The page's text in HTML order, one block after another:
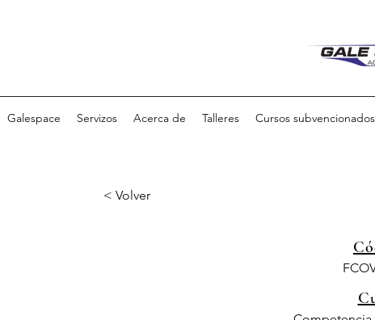
Galespace Servizos Acerca de Talleres Cursos
< Volver